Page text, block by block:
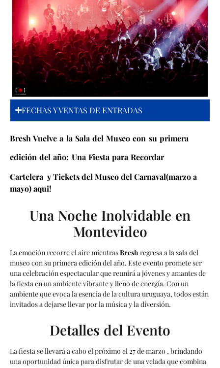
FECHAS Y VENTAS DE ENTRADAS
Bresh Vuelve a la Sala del Museo con su primera
edición del año: Una Fiesta para Recordar
Cartelera y Tickets del Museo del Carnaval(marzo a
mayo) aqui!
Una Noche Inolvidable en
Montevideo
La emoción recorre el aire mientrasBresh regresa a la sala del
museo con su primera edición del año. Este evento promete ser
una celebración espectacular que reunirá a jóvenes y amantes de
la fiesta en un ambiente vibrante y lleno de energía. Con un
ambiente que evoca la esencia de la cultura uruguaya, todos están
invitados a dejarse llevar por la música y la diversión.
Detalles del Evento
La fiesta se llevará a cabo el próximo el 27 de marzo , brindando
una oportunidad única para disfrutar de una velada que combina